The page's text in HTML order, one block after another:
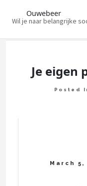
Ouwebeer
Wil je naar belangrijke
Je eigen
Posted